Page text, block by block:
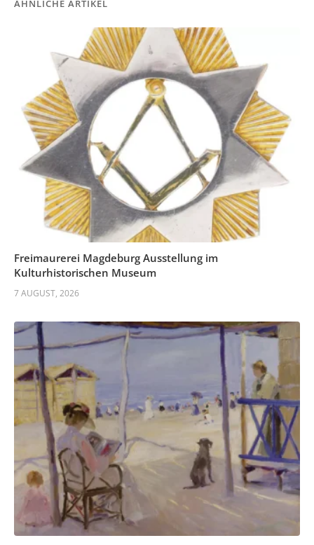
ÄHNLICHE ARTIKEL
Freimaurerei Magdeburg Ausstellung im
Kulturhistorischen Museum
7 AUGUST, 2026